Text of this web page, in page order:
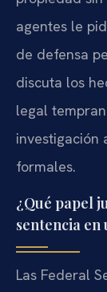
agentes le
de defensa
discuta los
legal
investigación
formales.
¿Qué papel
sentencia en
Las Federal